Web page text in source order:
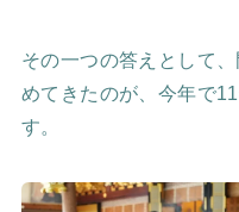
その一つの答えとして
めてきたのが、今年で
す。